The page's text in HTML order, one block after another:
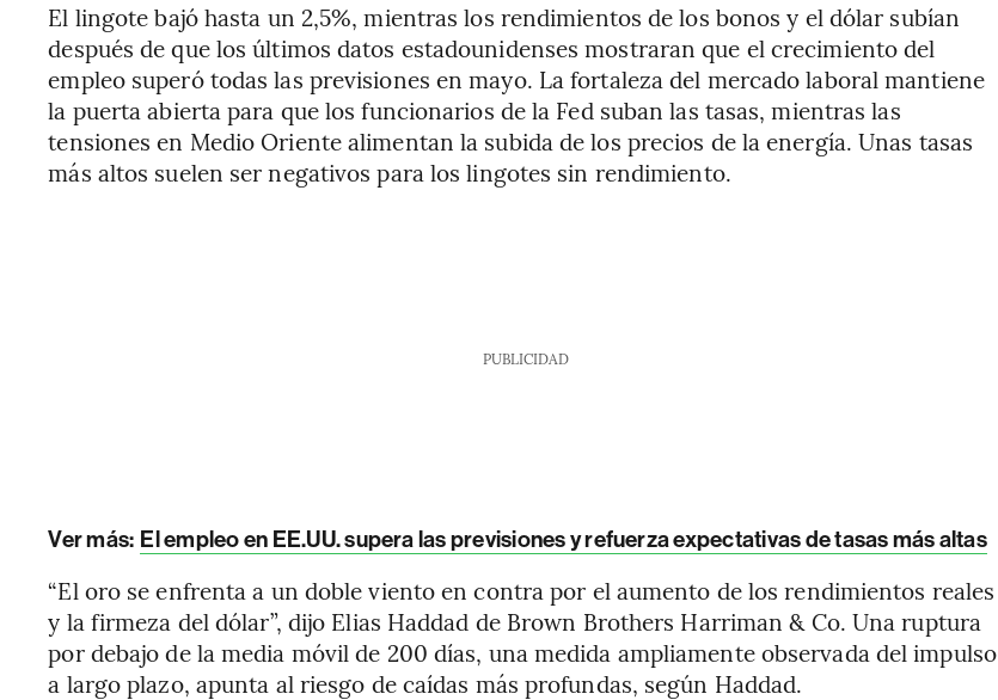
El lingote bajó hasta un 2,5%, mientras los rendimientos de los bonos y el dólar subían
después de que los últimos datos estadounidenses mostraran que el crecimiento del
empleo superó todas las previsiones en mayo. La fortaleza del mercado laboral mantiene
la puerta abierta para que los funcionarios de la Fed suban las tasas, mientras las
tensiones en Medio Oriente alimentan la subida de los precios de la energía. Unas tasas
más altos suelen ser negativos para los lingotes sin rendimiento.
PUBLICIDAD
Ver más: El empleo en EE.UU. supera las previsiones y refuerza expectativas de tasas más altas
“El oro se enfrenta a un doble viento en contra por el aumento de los rendimientos reales
y la firmeza del dólar”, dijo Elias Haddad de Brown Brothers Harriman & Co. Una ruptura
por debajo de la media móvil de 200 días, una medida ampliamente observada del impulso
a largo plazo, apunta al riesgo de caídas más profundas, según Haddad.